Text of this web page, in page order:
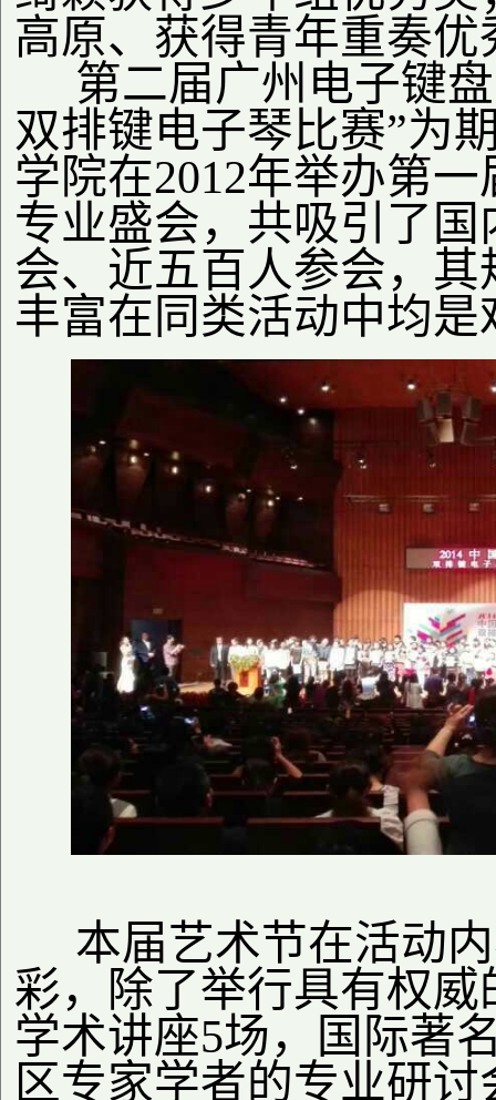
高原、获得青年重奏
第二届广州电子键盘
双排键电子琴比赛”为
学院在2012年举办第
专业盛会，共吸引了
会、近五百人参会，
丰富在同类活动中均
本届艺术节在活动内
彩，除了举行具有权
学术讲座5场，国际著
区专家学者的专业研